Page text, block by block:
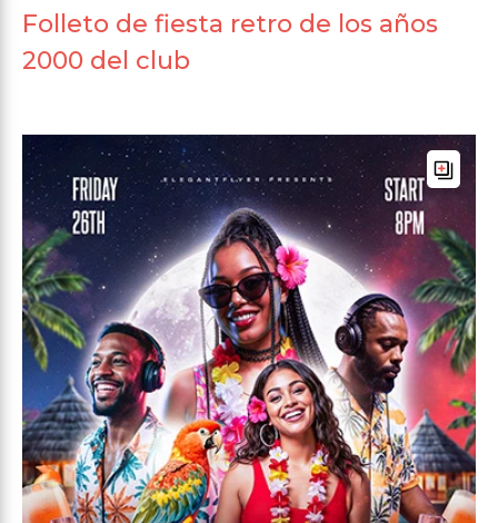
Folleto de fiesta retro de los años
2000 del club